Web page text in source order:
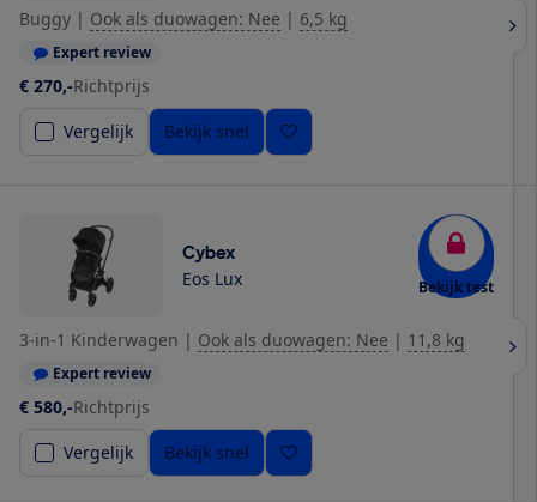
Buggy | Ook als duowagen: Nee | 6,5 kg
Expert review
€ 270,-Richtprijs
Vergelijk
Bekijk snel
Cybex
Eos Lux Bekijk test
3-in-1 Kinderwagen | Ook als duowagen: Nee | 11,8 kg
Expert review
€ 580,-Richtprijs
Vergelijk
Bekijk snel